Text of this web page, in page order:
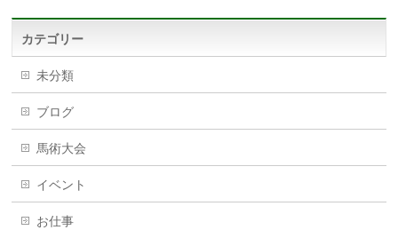
カテゴリー
未分類
ブログ
馬術大会
イベント
お仕事